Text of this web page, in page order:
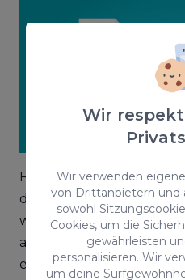
Wir
Wir verwenden
von Drittanbietern und
sowohl
Cookies, um die
gewährleisten
personalisieren. Wir
um deine
Für die Umsetzung von
die folgenden Schritte
wobei zu bedenken ist,
auch die Überprüfung
entscheidender